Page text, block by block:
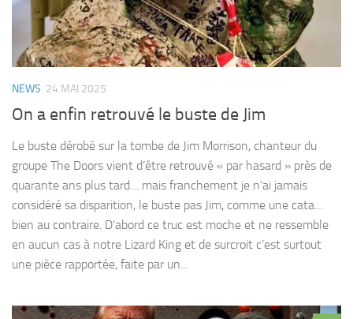
NEWS 24 MAI 2025
On a enfin retrouvé le buste de Jim
Le buste dérobé sur la tombe de Jim Morrison, chanteur du
groupe The Doors vient d’être retrouvé « par hasard » près de
quarante ans plus tard… mais franchement je n’ai jamais
considéré sa disparition, le buste pas Jim, comme une cata…
bien au contraire. D’abord ce truc est moche et ne ressemble
en aucun cas à notre Lizard King et de surcroit c’est surtout
une pièce rapportée, faite par un...